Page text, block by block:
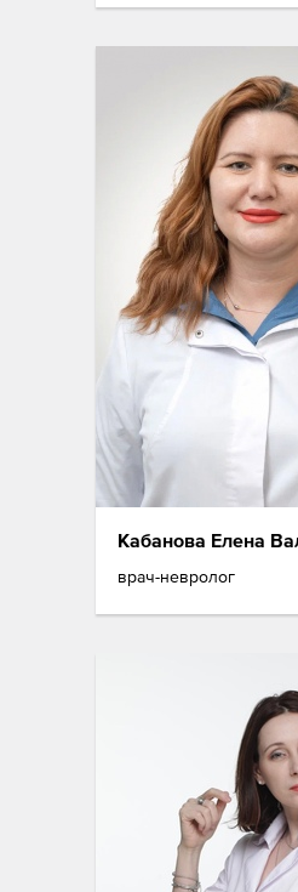
Кабанова Елена
врач-невролог